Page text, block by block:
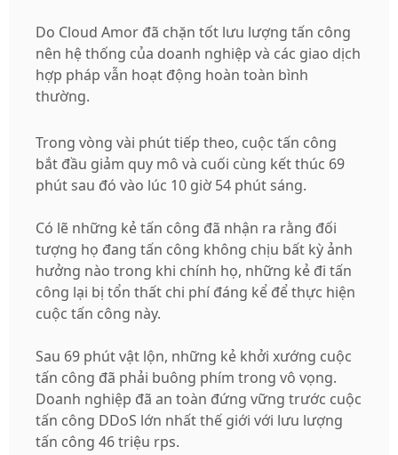
Do Cloud Amor đã chặn tốt lưu lượng tấn công
nên hệ thống của doanh nghiệp và các giao dịch
hợp pháp vẫn hoạt động hoàn toàn bình
thường.
Trong vòng vài phút tiếp theo, cuộc tấn công
bắt đầu giảm quy mô và cuối cùng kết thúc 69
phút sau đó vào lúc 10 giờ 54 phút sáng.
Có lẽ những kẻ tấn công đã nhận ra rằng đối
tượng họ đang tấn công không chịu bất kỳ ảnh
hưởng nào trong khi chính họ, những kẻ đi tấn
công lại bị tổn thất chi phí đáng kể để thực hiện
cuộc tấn công này.
Sau 69 phút vật lộn, những kẻ khởi xướng cuộc
tấn công đã phải buông phím trong vô vọng.
Doanh nghiệp đã an toàn đứng vững trước cuộc
tấn công DDoS lớn nhất thế giới với lưu lượng
tấn công 46 triệu rps.